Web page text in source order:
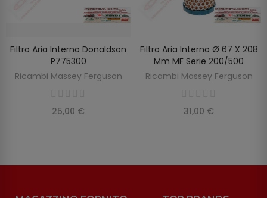
AGGIUNGI AL CARRELLO
Filtro Aria Interno Donaldson
P775300
Ricambi Massey Ferguson
25,00 €
SCOPRIRE
Filtro Aria Interno Ø 67 X 208
Mm MF Serie 200/500
Ricambi Massey Ferguson
31,00 €